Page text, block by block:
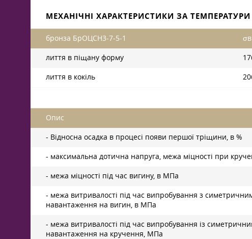
МЕХАНІЧНІ ХАРАКТЕРИСТИКИ ЗА ТЕМПЕРАТУРИ
бронза БрОЦСН3-7-5-1
лиття в піщану форму
лиття в кокіль
Опис
- Відносна осадка в процесі появи першої тріщини, в %
- максимальна дотична напруга, межа міцності при
- межа міцності під час вигину, в МПа
- межа витривалості під час випробування з
навантаження на вигин, в МПа
- межа витривалості під час випробування із
навантаження на кручення, МПа